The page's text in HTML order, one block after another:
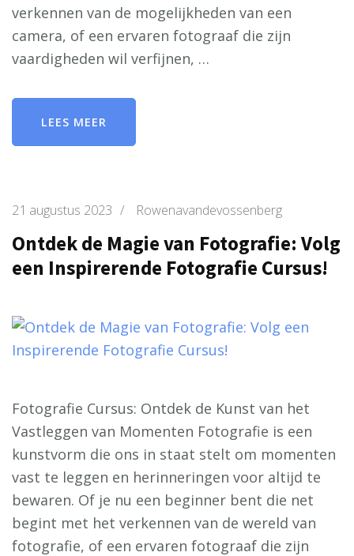
verkennen van de mogelijkheden van een
camera, of een ervaren fotograaf die zijn
vaardigheden wil verfijnen, …
LEES MEER
21 augustus 2023 / Rowenavandevossenberg
Ontdek de Magie van Fotografie: Volg
een Inspirerende Fotografie Cursus!
Fotografie Cursus: Ontdek de Kunst van het
Vastleggen van Momenten Fotografie is een
kunstvorm die ons in staat stelt om momenten
vast te leggen en herinneringen voor altijd te
bewaren. Of je nu een beginner bent die net
begint met het verkennen van de wereld van
fotografie, of een ervaren fotograaf die zijn